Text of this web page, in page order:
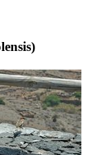
)